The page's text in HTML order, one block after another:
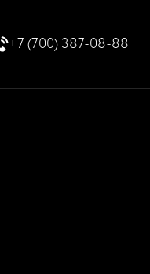
+7 (700) 387-08-88